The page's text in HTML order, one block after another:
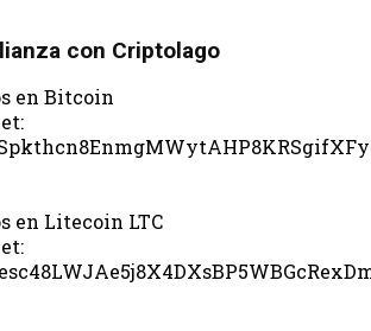
con Criptolago
en Bitcoin
en Litecoin LTC